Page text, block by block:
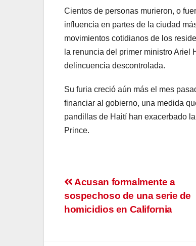
Cientos de personas murieron, o
influencia en partes de la ciudad
movimientos cotidianos de los
la renuncia del primer ministro
delincuencia descontrolada.
Su furia creció aún más el mes
financiar al gobierno, una medida
pandillas de Haití han exacerbado
Prince.
Navegación
de
Acusan formalmente a
sospechoso de una serie de
homicidios en California